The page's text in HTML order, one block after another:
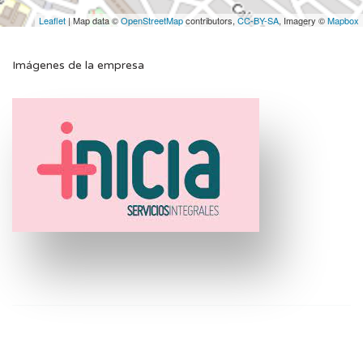
Leaflet | Map data ©OpenStreetMapcontributors, CC-BY-SA, Imagery ©Mapbox
Imágenes de la empresa